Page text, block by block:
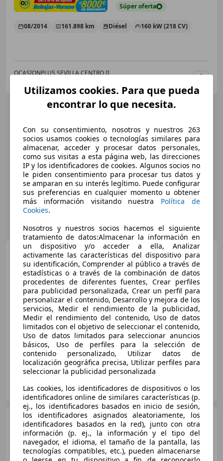
Súperoferta
08/2014 161.898 km Diésel 160 kW (218 CV)
OCASIONPLUS SEVILLA CENTRO II
BMW X5 xDrive 30dA
€ 28.190
Súper oferta
11/2018 129.500 km Diésel 195 kW (265 CV)
ES-41001 SEVILLA
BMW X54.6i
Utilizamos cookies. Para que pueda
encontrar lo que necesita.
Con su consentimiento, nosotros y nuestros 263
socios usamos cookies o tecnologías similares para
almacenar, acceder y procesar datos personales,
como sus visitas a esta página web, las direcciones
IP y los identificadores de cookies. Algunos socios no
le piden consentimiento para procesar tus datos y
se amparan en su interés legítimo. Puede configurar
sus preferencias en cualquier momento u obtener
más información visitando nuestra Política de
Cookies.
Nosotros y nuestros socios hacemos el siguiente
tratamiento de datos:Almacenar la información en
un dispositivo y/o acceder a ella, Analizar
activamente las características del dispositivo para
su identificación, Comprender al público a través de
estadísticas o a través de la combinación de datos
procedentes de diferentes fuentes, Crear perfiles
para publicidad personalizada, Crear un perfil para
personalizar el contenido, Desarrollo y mejora de los
servicios, Medir el rendimiento de la publicidad,
Medir el rendimiento del contenido, Uso de datos
limitados con el objetivo de seleccionar el contenido,
Uso de datos limitados para seleccionar anuncios
básicos, Uso de perfiles para la selección de
contenido personalizado, Utilizar datos de
localización geográfica precisa, Utilizar perfiles para
seleccionar la publicidad personalizada
Las cookies, los identificadores de dispositivos o los
identificadores online de similares características (p.
ej., los identificadores basados en inicio de sesión,
los identificadores asignados aleatoriamente, los
identificadores basados en la red), junto con otra
información (p. ej., la información y el tipo del
navegador, el idioma, el tamaño de la pantalla, las
tecnologías compatibles, etc.), pueden almacenarse